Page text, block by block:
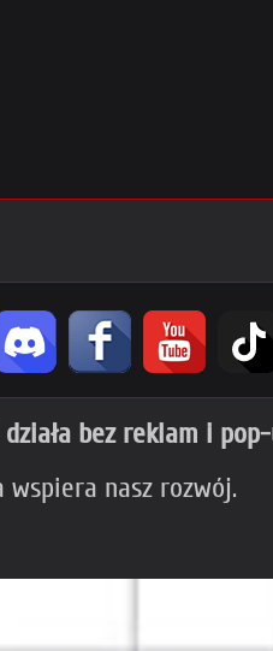
działa bez reklam i
wspiera nasz rozwój.